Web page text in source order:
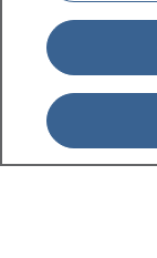
1177 på flera